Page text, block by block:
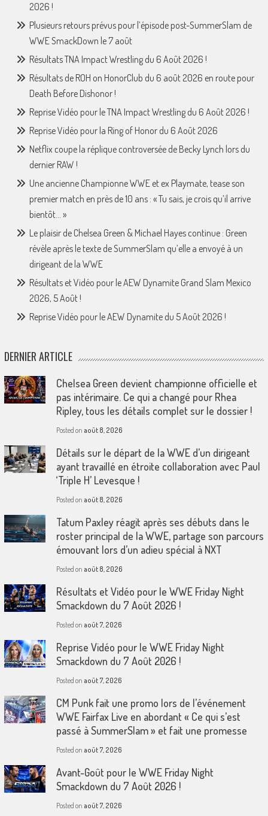
2026 !
Plusieurs retours prévus pour l’épisode post-SummerSlam de
WWE SmackDown le 7 août
Résultats TNA Impact Wrestling du 6 Août 2026 !
Résultats de ROH on HonorClub du 6 août 2026 en route pour
Death Before Dishonor !
Reprise Vidéo pour le TNA Impact Wrestling du 6 Août 2026 !
Reprise Vidéo pour la Ring of Honor du 6 Août 2026
Netflix coupe la réplique controversée de Becky Lynch lors du
dernier RAW !
Une ancienne Championne WWE et ex Playmate, tease son
premier match en près de 10 ans : « Tu sais, je crois qu’il arrive
bientôt… »
Le plaisir de Chelsea Green & Michael Hayes continue : Green
révèle après le texte de SummerSlam qu’elle a envoyé à un
dirigeant de la WWE
Résultats et Vidéo pour le AEW Dynamite Grand Slam Mexico
2026, 5 Août !
Reprise Vidéo pour le AEW Dynamite du 5 Août 2026 !
DERNIER ARTICLE
Chelsea Green devient championne officielle et
pas intérimaire. Ce qui a changé pour Rhea
Ripley, tous les détails complet sur le dossier !
Posted on août 8, 2026
Détails sur le départ de la WWE d’un dirigeant
ayant travaillé en étroite collaboration avec Paul
‘Triple H’ Levesque !
Posted on août 8, 2026
Tatum Paxley réagit après ses débuts dans le
roster principal de la WWE, partage son parcours
émouvant lors d’un adieu spécial à NXT
Posted on août 8, 2026
Résultats et Vidéo pour le WWE Friday Night
Smackdown du 7 Août 2026 !
Posted on août 7, 2026
Reprise Vidéo pour le WWE Friday Night
Smackdown du 7 Août 2026 !
Posted on août 7, 2026
CM Punk fait une promo lors de l’événement
WWE Fairfax Live en abordant « Ce qui s’est
passé à SummerSlam » et fait une promesse
Posted on août 7, 2026
Avant-Goût pour le WWE Friday Night
Smackdown du 7 Août 2026 !
Posted on août 7, 2026